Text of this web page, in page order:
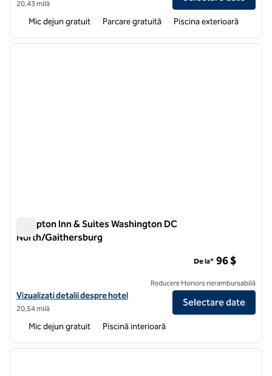
20,43 milă
Mic dejun gratuit Parcare gratuită Piscina exterioară
1 din 12
Hampton Inn & Suites Washington DC
North/Gaithersburg
Vizualizați detaliile hotelului Hampton Inn & Suites Washington DC
Vizualizați detalii despre hotel
20,54 milă
De la* 96 $
Reducere Honors nerambursabilă
Selectare date
Mic dejun gratuit Piscină interioară
1 din 12